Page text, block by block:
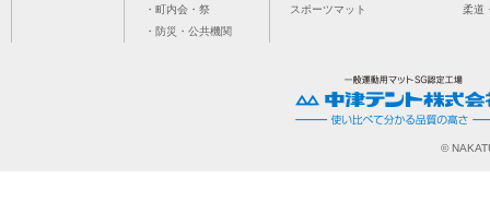
・町内会・祭
・防災・公共機関
スポーツマット
柔道
©